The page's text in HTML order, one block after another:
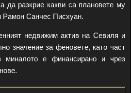
да разкрие какви са плановете му
Рамон Санчес Писхуан.
недвижим актив на Севиля и
значение за феновете, като част
миналото е финансирано и чрез